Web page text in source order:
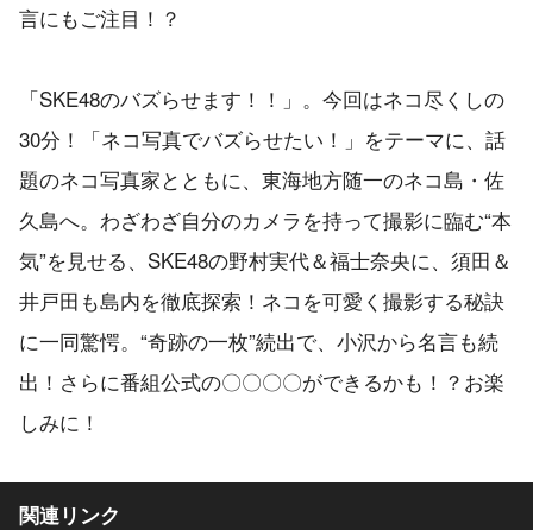
言にもご注目！？
「SKE48のバズらせます！！」。今回はネコ尽くしの
30分！「ネコ写真でバズらせたい！」をテーマに、話
題のネコ写真家とともに、東海地方随一のネコ島・佐
久島へ。わざわざ自分のカメラを持って撮影に臨む“本
気”を見せる、SKE48の野村実代＆福士奈央に、須田＆
井戸田も島内を徹底探索！ネコを可愛く撮影する秘訣
に一同驚愕。“奇跡の一枚”続出で、小沢から名言も続
出！さらに番組公式の〇〇〇〇ができるかも！？お楽
しみに！
関連リンク